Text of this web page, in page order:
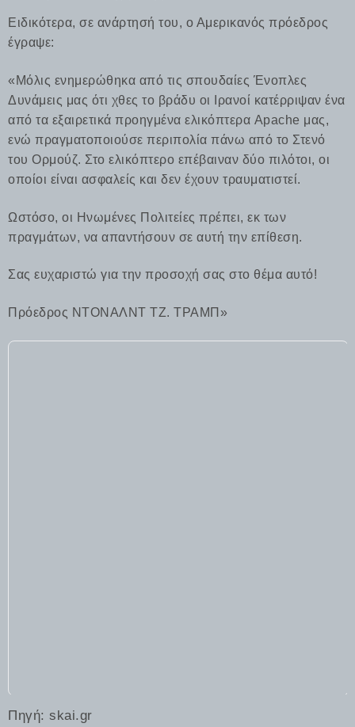
Ειδικότερα, σε ανάρτησή του, ο Αμερικανός πρόεδρος
έγραψε:
«Μόλις ενημερώθηκα από τις σπουδαίες Ένοπλες
Δυνάμεις μας ότι χθες το βράδυ οι Ιρανοί κατέρριψαν ένα
από τα εξαιρετικά προηγμένα ελικόπτερα Apache μας,
ενώ πραγματοποιούσε περιπολία πάνω από το Στενό
του Ορμούζ. Στο ελικόπτερο επέβαιναν δύο πιλότοι, οι
οποίοι είναι ασφαλείς και δεν έχουν τραυματιστεί.
Ωστόσο, οι Ηνωμένες Πολιτείες πρέπει, εκ των
πραγμάτων, να απαντήσουν σε αυτή την επίθεση.
Σας ευχαριστώ για την προσοχή σας στο θέμα αυτό!
Πρόεδρος ΝΤΟΝΑΛΝΤ ΤΖ. ΤΡΑΜΠ»
Πηγή: skai.gr